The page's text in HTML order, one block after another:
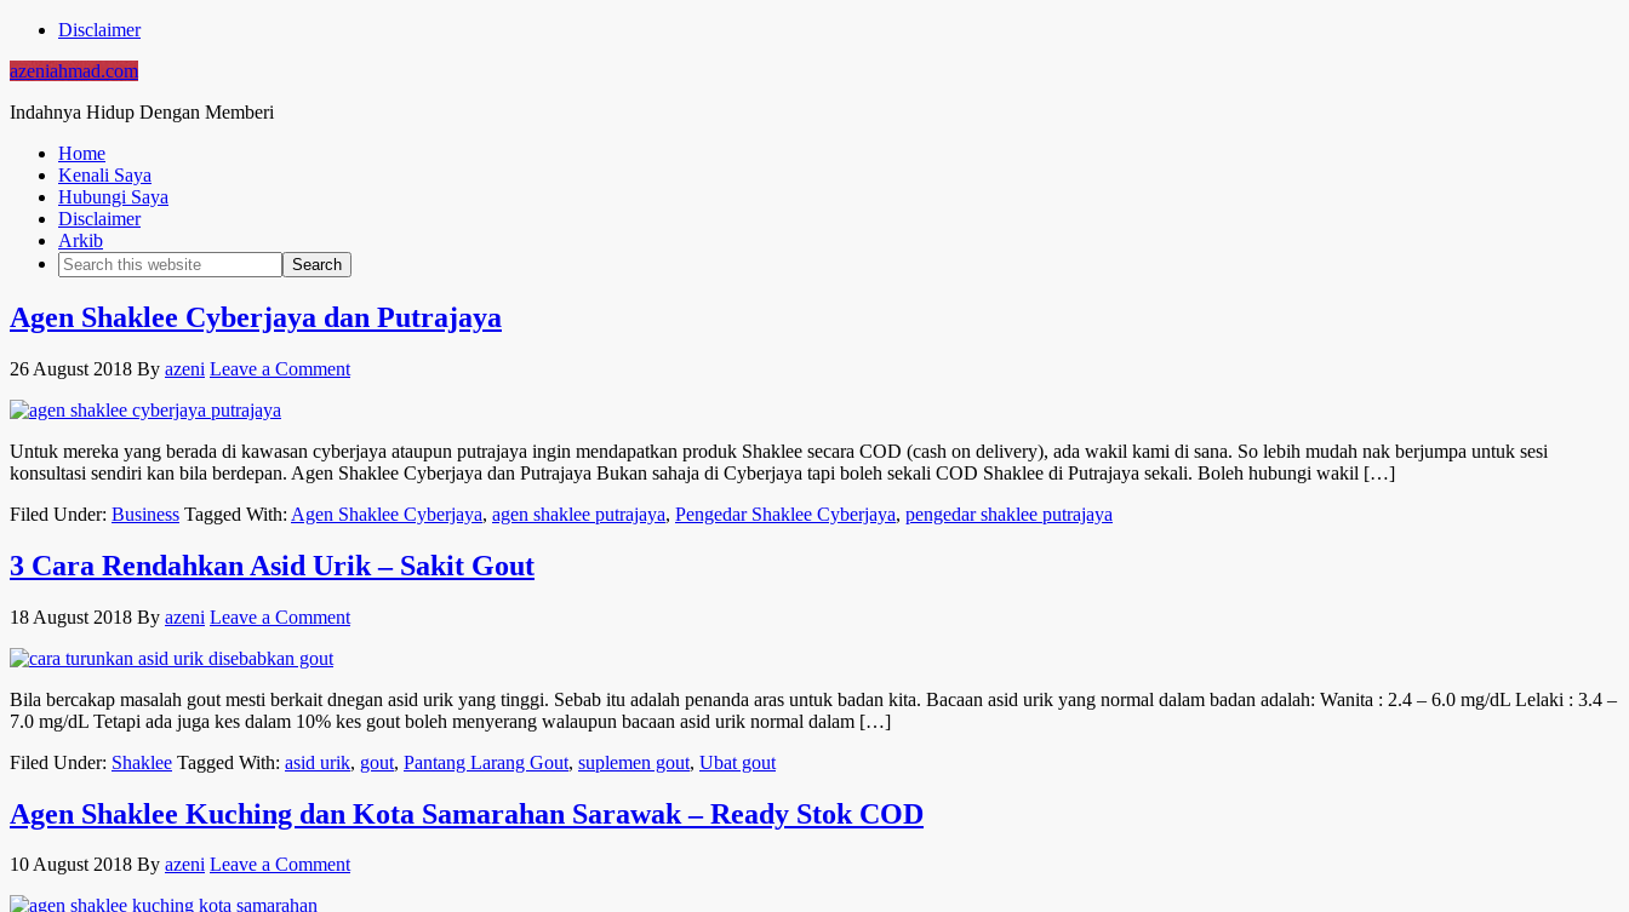
Disclaimer
azeniahmad.com
Indahnya Hidup Dengan Memberi
Home
Kenali Saya
Hubungi Saya
Disclaimer
Arkib
Agen Shaklee Cyberjaya dan Putrajaya
26 August 2018 By azeni Leave a Comment
Untuk mereka yang berada di kawasan cyberjaya ataupun putrajaya ingin mendapatkan produk Shaklee secara COD (cash on delivery), ada wakil kami di sana. So lebih mudah nak berjumpa untuk sesi
konsultasi sendiri kan bila berdepan. Agen Shaklee Cyberjaya dan Putrajaya Bukan sahaja di Cyberjaya tapi boleh sekali COD Shaklee di Putrajaya sekali. Boleh hubungi wakil […]
Filed Under: Business Tagged With: Agen Shaklee Cyberjaya, agen shaklee putrajaya, Pengedar Shaklee Cyberjaya, pengedar shaklee putrajaya
3 Cara Rendahkan Asid Urik – Sakit Gout
18 August 2018 By azeni Leave a Comment
Bila bercakap masalah gout mesti berkait dnegan asid urik yang tinggi. Sebab itu adalah penanda aras untuk badan kita. Bacaan asid urik yang normal dalam badan adalah: Wanita : 2.4 – 6.0 mg/dL Lelaki : 3.4 –
7.0 mg/dL Tetapi ada juga kes dalam 10% kes gout boleh menyerang walaupun bacaan asid urik normal dalam […]
Filed Under: Shaklee Tagged With: asid urik, gout, Pantang Larang Gout, suplemen gout, Ubat gout
Agen Shaklee Kuching dan Kota Samarahan Sarawak – Ready Stok COD
10 August 2018 By azeni Leave a Comment